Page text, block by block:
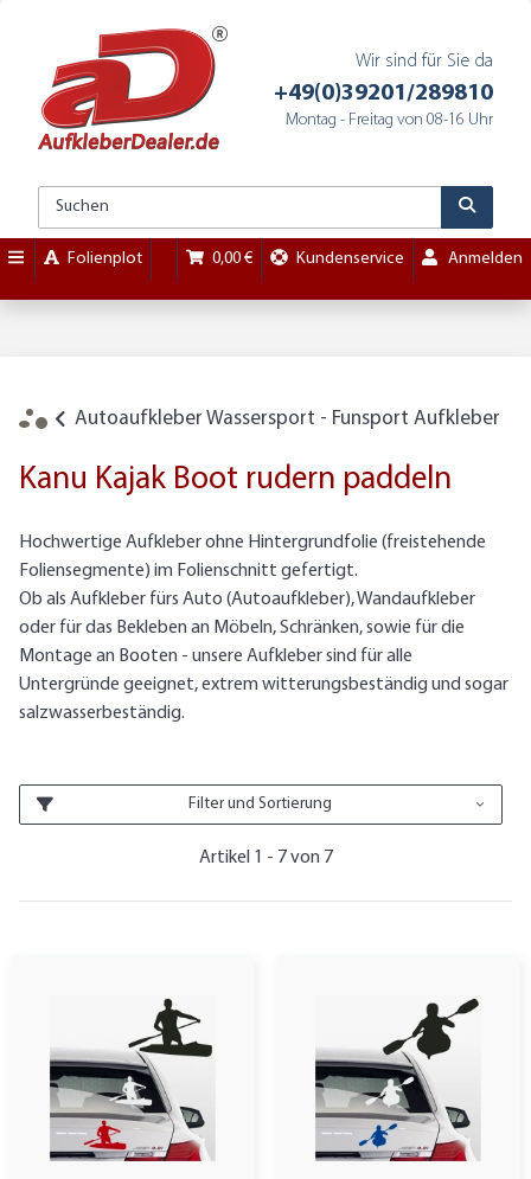
Wir sind für Sie da
+49(0)39201/289810
Montag - Freitag von 08-16 Uhr
Folienplot 0,00 € Kundenservice Anmelden
Autoaufkleber Wassersport - Funsport Aufkleber
Kanu Kajak Boot rudern paddeln
Hochwertige Aufkleber ohne Hintergrundfolie (freistehende
Foliensegmente) im Folienschnitt gefertigt.
Ob als Aufkleber fürs Auto (Autoaufkleber), Wandaufkleber
oder für das Bekleben an Möbeln, Schränken, sowie für die
Montage an Booten - unsere Aufkleber sind für alle
Untergründe geeignet, extrem witterungsbeständig und sogar
salzwasserbeständig.
Filter und Sortierung
Artikel 1 - 7 von 7